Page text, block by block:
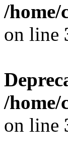
/home/
on line
/home/
on line